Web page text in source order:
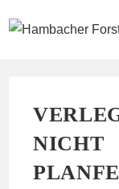
Inhalt
NICHT